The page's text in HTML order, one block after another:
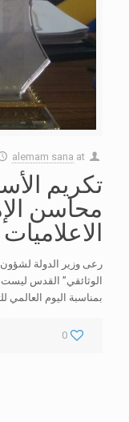
alemam sana at
تكريم
محاسن
رعى وزير الدولة لشؤون
الوثائقي” القدس ليست
بمناسبة اليوم
0